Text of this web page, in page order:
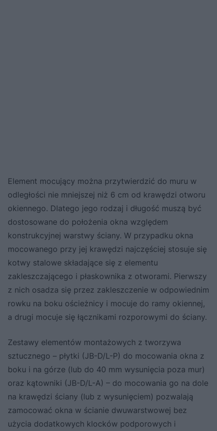
Element mocujący można przytwierdzić do muru w
odległości nie mniejszej niż 6 cm od krawędzi otworu
okiennego. Dlatego jego rodzaj i długość muszą być
dostosowane do położenia okna względem
konstrukcyjnej warstwy ściany. W przypadku okna
mocowanego przy jej krawędzi najczęściej stosuje się
kotwy stalowe składające się z elementu
zakleszczającego i płaskownika z otworami. Pierwszy
z nich osadza się przez zakleszczenie w odpowiednim
rowku na boku ościeżnicy i mocuje do ramy okiennej,
a drugi mocuje się łącznikami rozporowymi do ściany.
Zestawy elementów montażowych z tworzywa
sztucznego – płytki (JB-D/L-P) do mocowania okna z
boku i na górze (lub do 40 mm wysunięcia poza mur)
oraz kątowniki (JB-D/L-A) – do mocowania go na dole
na krawędzi ściany (lub z wysunięciem) pozwalają
zamocować okna w ścianie dwuwarstwowej bez
użycia dodatkowych klocków podporowych i